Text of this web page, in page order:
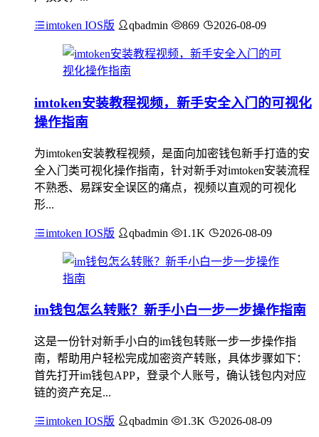
imtoken IOS版 qbadmin 869 2026-08-09
imtoken安装教程视频，新手安全入门的可视化
操作指南
为imtoken安装教程视频，是面向加密钱包新手打造的安
全入门类可视化操作指南，针对新手对imtoken安装流程
不熟悉、易踩安全误区的痛点，视频以直观的可视化
形...
imtoken IOS版 qbadmin 1.1K 2026-08-09
im钱包怎么转账？新手小白一步一步操作指南
这是一份针对新手小白的im钱包转账一步一步操作指
南，帮助用户轻松完成加密资产转账，具体步骤如下：
首先打开im钱包APP，登录个人账号，确认钱包内对应
链的资产充足...
imtoken IOS版 qbadmin 1.3K 2026-08-09